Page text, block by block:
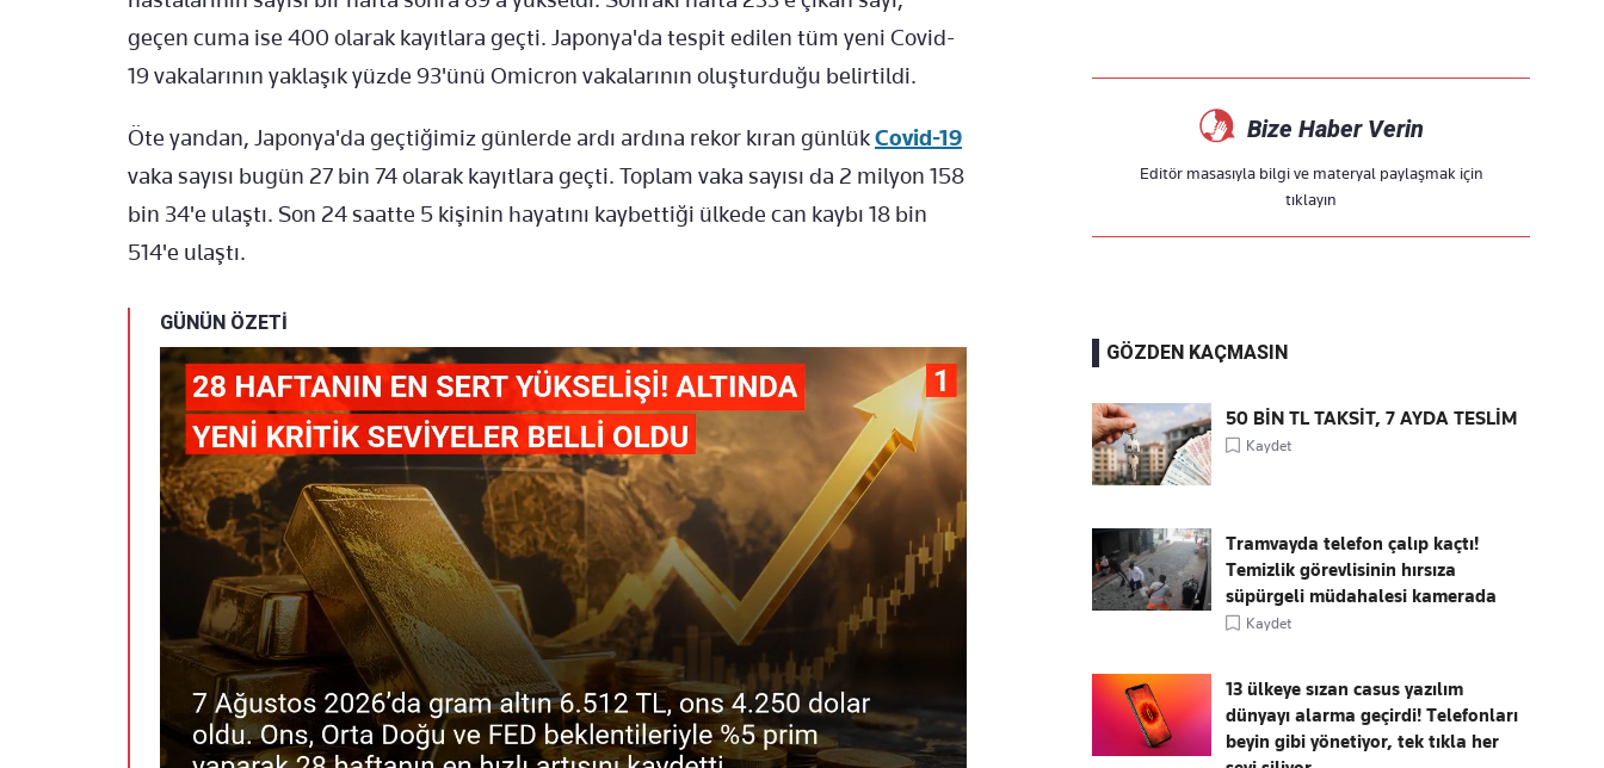
geçen cuma ise 400 olarak kayıtlara geçti. Japonya'da tespit edilen tüm yeni Covid-
19 vakalarının yaklaşık yüzde 93'ünü Omicron vakalarının oluşturduğu belirtildi.
Öte yandan, Japonya'da geçtiğimiz günlerde ardı ardına rekor kıran günlükCovid-19
vaka sayısı bugün 27 bin 74 olarak kayıtlara geçti. Toplam vaka sayısı da 2 milyon 158
bin 34'e ulaştı. Son 24 saatte 5 kişinin hayatını kaybettiği ülkede can kaybı 18 bin
514'e ulaştı.
GÜNÜN ÖZETİ
Bize Haber Verin
Editör masasıyla bilgi ve materyal paylaşmak için
tıklayın
GÖZDEN KAÇMASIN
50 BİN TL TAKSİT, 7 AYDA TESLİM
Kaydet
Tramvayda telefon çalıp kaçtı!
Temizlik görevlisinin hırsıza
süpürgeli müdahalesi kamerada
Kaydet
13 ülkeye sızan casus yazılım
dünyayı alarma geçirdi! Telefonları
beyin gibi yönetiyor, tek tıkla her